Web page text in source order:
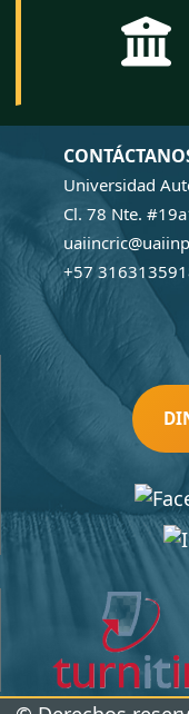
Universidad
Cl. 78 Nte.
+57